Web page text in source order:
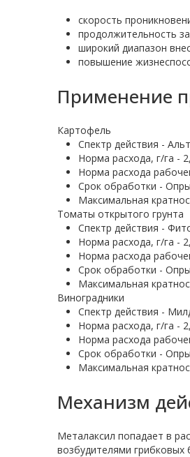
скорость
продолжительность
широкий диапазон
повышение
Применение
Картофель
Спектр действия -
Норма расхода, г/га -
Норма расхода
Срок обработки -
Максимальная
Томаты открытого грунта
Спектр действия -
Норма расхода, г/га -
Норма расхода
Срок обработки -
Максимальная
Виноградники
Спектр действия -
Норма расхода, г/га -
Норма расхода
Срок обработки -
Максимальная
Механизм
Металаксил попадает в
возбудителями